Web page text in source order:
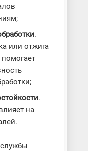
.
или отжига
.
на
службы